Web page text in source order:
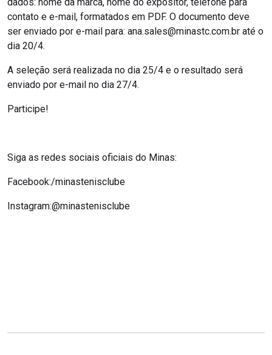
contato e e-mail, formatados em PDF. O documento deve
ser enviado por e-mail para: ana.sales@minastc.com.br até o
dia 20/4.
A seleção será realizada no dia 25/4 e o resultado será
enviado por e-mail no dia 27/4.
Participe!
Siga as redes sociais oficiais do Minas:
Facebook:/minastenisclube
Instagram:@minastenisclube